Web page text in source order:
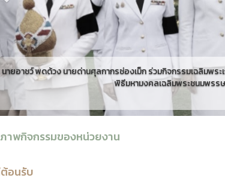
นายอาชว์ พดด้วง นายด่านศุลกากรช่องเม็ก ร่วมกิจกรรมเฉลิมพระ
พิธีมหามงคลเฉลิมพระชนมพรรษ
าพกิจกรรมของหน่วยงาน
อนรับ